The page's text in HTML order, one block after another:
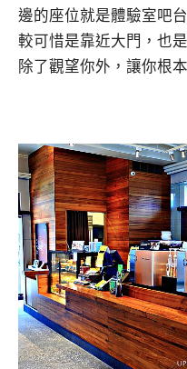
邊的座位就是體驗室吧
較可惜是靠近大門，也
除了觀望你外，讓你根